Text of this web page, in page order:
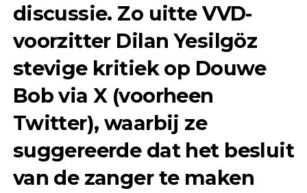
discussie. Zo uitte VVD-
voorzitter Dilan Yesilgöz
stevige kritiek op Douwe
Bob via X (voorheen
Twitter), waarbij ze
suggereerde dat het besluit
van de zanger te maken